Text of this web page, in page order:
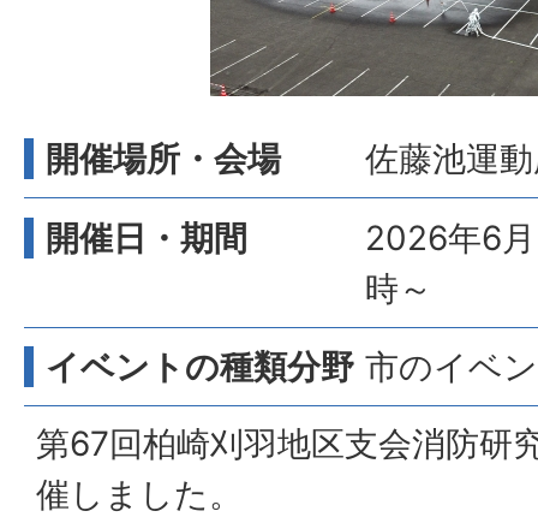
開催場所・会場
佐藤池運
開催日・期間
2026年6
時～
イベントの種類分野 市のイベ
第67回柏崎刈羽地区支会消防研
催しました。